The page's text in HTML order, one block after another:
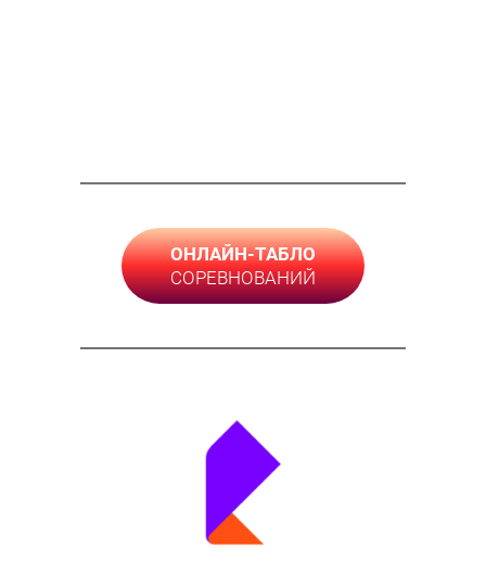
ОНЛАЙН-ТАБЛО
СОРЕВНОВАНИЙ